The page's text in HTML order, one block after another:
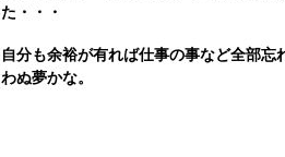
た・・・
自分も余裕が有れば仕事の事など全部
わぬ夢かな。